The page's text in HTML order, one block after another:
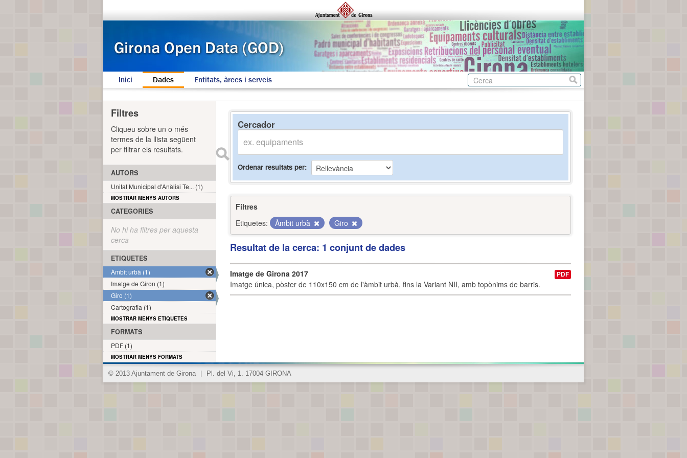
Inici Dades Entitats, àrees i serveis
Cercador
Ordenar resultats per
Filtres
Etiquetes:
Àmbit urbà Giro
Resultat de la cerca: 1 conjunt de dades
Imatge de Girona 2017
Imatge única, pòster de 110x150 cm de l'àmbit urbà, fins la Variant NII, amb topònims de barris.
PDF
Filtres
Cliqueu sobre un o més
termes de la llista següent
per filtrar els resultats.
AUTORS
Unitat Municipal d'Anàlisi Te... (1)
MOSTRAR MENYS AUTORS
CATEGORIES
No hi ha filtres per aquesta
cerca
ETIQUETES
Àmbit urbà (1)
Imatge de Giron (1)
Giro (1)
Cartografia (1)
MOSTRAR MENYS ETIQUETES
FORMATS
PDF (1)
MOSTRAR MENYS FORMATS
© 2013 Ajuntament de Girona Pl. del Vi, 1. 17004 GIRONA